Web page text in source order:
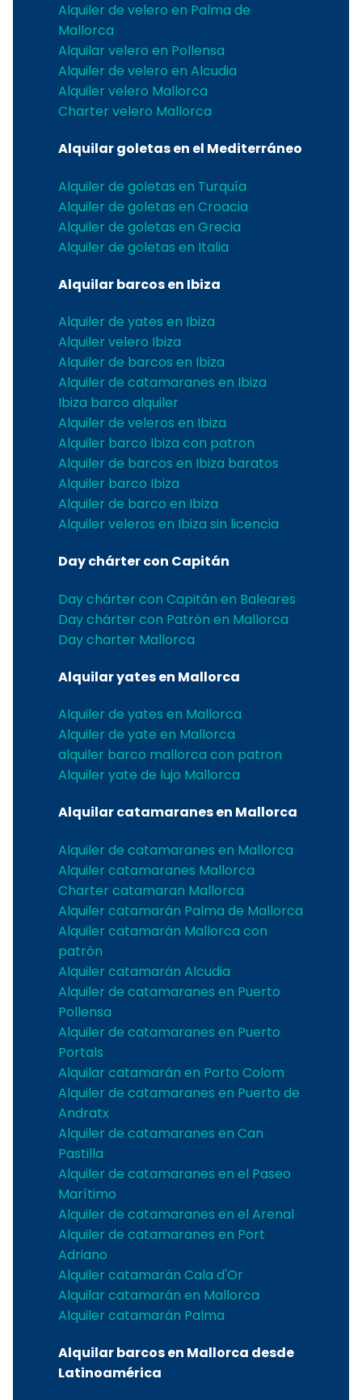
Alquiler de velero en Palma de
Mallorca
Alquilar velero en Pollensa
Alquiler de velero en Alcudia
Alquiler velero Mallorca
Charter velero Mallorca
Alquilar goletas en el Mediterráneo
Alquiler de goletas en Turquía
Alquiler de goletas en Croacia
Alquiler de goletas en Grecia
Alquiler de goletas en Italia
Alquilar barcos en Ibiza
Alquiler de yates en Ibiza
Alquiler velero Ibiza
Alquiler de barcos en Ibiza
Alquiler de catamaranes en Ibiza
Ibiza barco alquiler
Alquiler de veleros en Ibiza
Alquiler barco Ibiza con patron
Alquiler de barcos en Ibiza baratos
Alquiler barco Ibiza
Alquiler de barco en Ibiza
Alquiler veleros en Ibiza sin licencia
Day chárter con Capitán
Day chárter con Capitán en Baleares
Day chárter con Patrón en Mallorca
Day charter Mallorca
Alquilar yates en Mallorca
Alquiler de yates en Mallorca
Alquiler de yate en Mallorca
alquiler barco mallorca con patron
Alquiler yate de lujo Mallorca
Alquilar catamaranes en Mallorca
Alquiler de catamaranes en Mallorca
Alquiler catamaranes Mallorca
Charter catamaran Mallorca
Alquiler catamarán Palma de Mallorca
Alquiler catamarán Mallorca con
patrón
Alquiler catamarán Alcudia
Alquiler de catamaranes en Puerto
Pollensa
Alquiler de catamaranes en Puerto
Portals
Alquilar catamarán en Porto Colom
Alquiler de catamaranes en Puerto de
Andratx
Alquiler de catamaranes en Can
Pastilla
Alquiler de catamaranes en el Paseo
Marítimo
Alquiler de catamaranes en el Arenal
Alquiler de catamaranes en Port
Adriano
Alquiler catamarán Cala d'Or
Alquilar catamarán en Mallorca
Alquiler catamarán Palma
Alquilar barcos en Mallorca desde
Latinoamérica